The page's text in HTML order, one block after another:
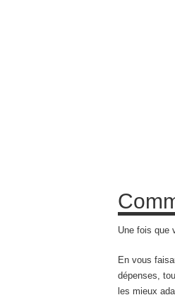
Une fois que
En vous
dépenses,
les mieux